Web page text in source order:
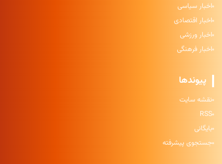
اخبار سیاسی
اخبار اقتصادی
اخبار ورزشی
اخبار فرهنگی
پیوندها
نقشه سایت
RSS
بایگانی
جستجوی پیشرفته